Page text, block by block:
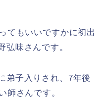
てもいいですかに初出
弘味さんです。
弟子入りされ、7年後
師さんです。